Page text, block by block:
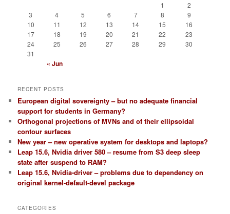
1
2
3
4 5 6 7 8
9
10
11 12 13 14 15
16
17
18 19 20 21 22
23
24
25 26 27 28 29
30
31
« Jun
RECENT POSTS
European digital sovereignty – but no adequate financial
support for students in Germany?
Orthogonal projections of MVNs and of their ellipsoidal
contour surfaces
New year – new operative system for desktops and laptops?
Leap 15.6, Nvidia driver 580 – resume from S3 deep sleep
state after suspend to RAM?
Leap 15.6, Nvidia-driver – problems due to dependency on
original kernel-default-devel package
CATEGORIES